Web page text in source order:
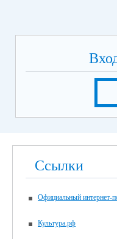
Ссылки
Официальный интернет-
Культура.рф